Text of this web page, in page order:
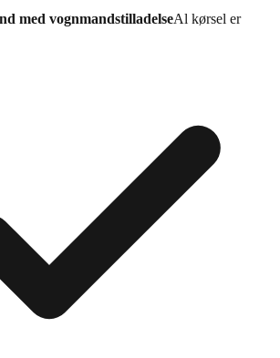
med vognmandstilladelseAl kørsel er